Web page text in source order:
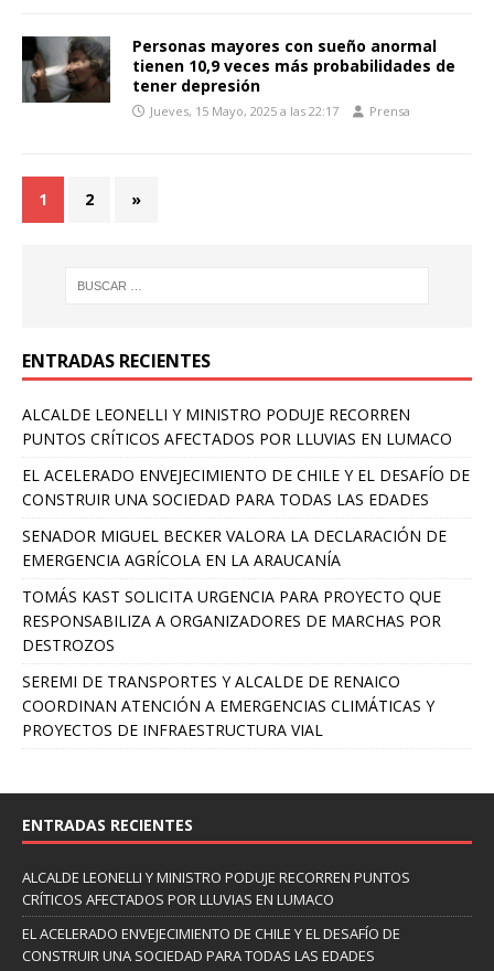
Personas mayores con sueño anormal
tienen 10,9 veces más probabilidades de
tener depresión
Jueves, 15 Mayo, 2025 a las 22:17 Prensa
1 2 »
ENTRADAS RECIENTES
ALCALDE LEONELLI Y MINISTRO PODUJE RECORREN
PUNTOS CRÍTICOS AFECTADOS POR LLUVIAS EN LUMACO
EL ACELERADO ENVEJECIMIENTO DE CHILE Y EL DESAFÍO DE
CONSTRUIR UNA SOCIEDAD PARA TODAS LAS EDADES
SENADOR MIGUEL BECKER VALORA LA DECLARACIÓN DE
EMERGENCIA AGRÍCOLA EN LA ARAUCANÍA
TOMÁS KAST SOLICITA URGENCIA PARA PROYECTO QUE
RESPONSABILIZA A ORGANIZADORES DE MARCHAS POR
DESTROZOS
SEREMI DE TRANSPORTES Y ALCALDE DE RENAICO
COORDINAN ATENCIÓN A EMERGENCIAS CLIMÁTICAS Y
PROYECTOS DE INFRAESTRUCTURA VIAL
ENTRADAS RECIENTES
ALCALDE LEONELLI Y MINISTRO PODUJE RECORREN PUNTOS
CRÍTICOS AFECTADOS POR LLUVIAS EN LUMACO
EL ACELERADO ENVEJECIMIENTO DE CHILE Y EL DESAFÍO DE
CONSTRUIR UNA SOCIEDAD PARA TODAS LAS EDADES